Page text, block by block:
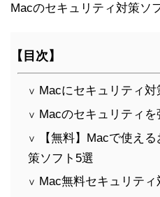
Macのセキュリティ対策ソ
【目次】
∨ Macにセキュリティ
∨ Macのセキュリティ
∨
【無料】Macで使え
策ソフト5選
∨ Mac無料セキュリテ